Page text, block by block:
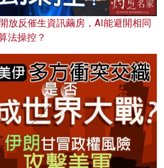
放反催生資訊繭房，AI能避開相同
法操控？